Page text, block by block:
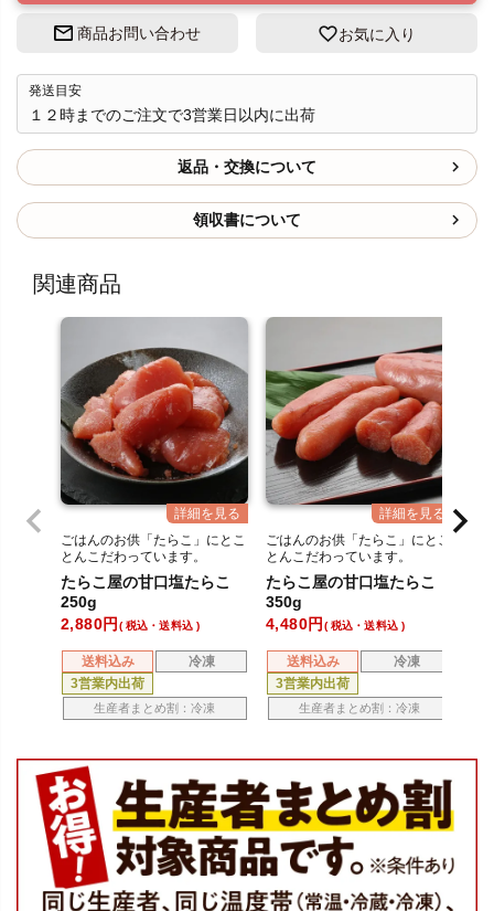
商品お問い合わせ お気に入り
発送目安
１２時までのご注文で3営業日以内に出荷
返品・交換について
領収書について
関連商品
ごはんのお供「たらこ」にとこ
とんこだわっています。
たらこ屋の甘口塩たらこ
250g
送料込み
冷凍
3営業内出荷
生産者まとめ割：冷凍
2,880 税込・送料込
ごはんのお供「たらこ」にとこ
とんこだわっています。
たらこ屋の甘口塩たらこ
350g
送料込み
冷凍
3営業内出荷
生産者まとめ割：冷凍
4,480 税込・送料込